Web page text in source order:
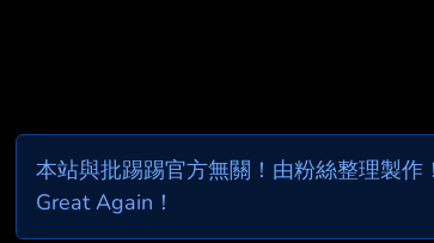
本站與批踢踢官方無關！由粉絲整理製
Great Again！